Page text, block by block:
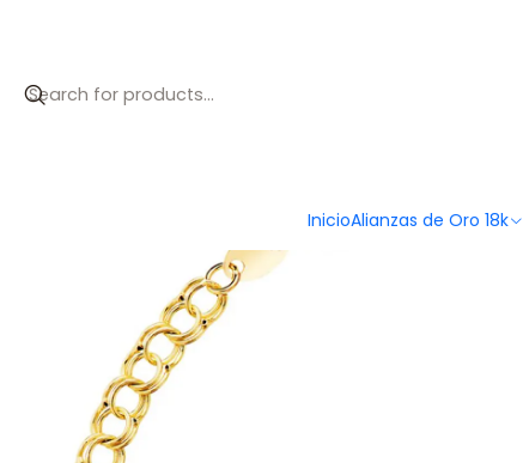
InicioAlianzas de Oro 18k